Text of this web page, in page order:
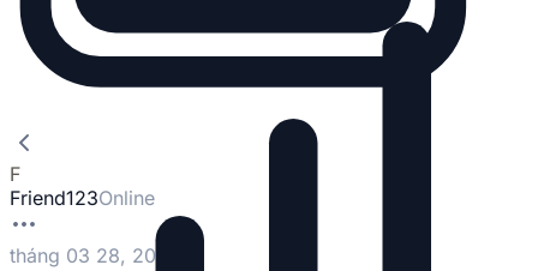
F
Friend123Online
tháng 03 28, 2026